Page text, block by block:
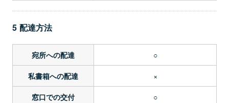
5 配達方法
宛所への配達 ○
私書箱への配達 ×
窓口での交付 ○